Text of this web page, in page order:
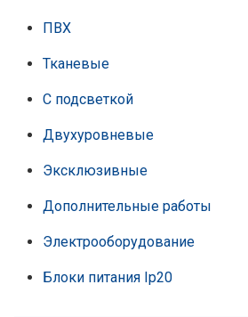
ПВХ
Тканевые
С подсветкой
Двухуровневые
Эксклюзивные
Дополнительные работы
Электрооборудование
Блоки питания Ip20